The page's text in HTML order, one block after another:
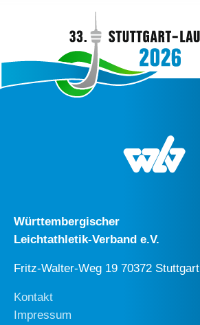
Württembergischer
Leichtathletik-Verband e.V.
Fritz-Walter-Weg 19 70372 Stuttgart
Kontakt
Impressum